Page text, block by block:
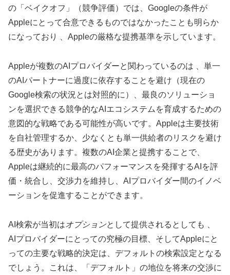
の「ベイクオフ」（競争評価）では、Googleの条件が
Appleにとって合意できるものではなかったことも明らか
になっており 、Appleの厳格な提携基準を示しています。
Appleが複数のAIプロバイダーと関わっているのは 、単一
のAIパートナーに過度に依存することを避け（現在の
Google検索の状況とは対照的に）、最良のソリューショ
ンを選択できる競争的なAIエコシステムを育成するための
意図的な戦略である可能性が高いです。Appleは主要技術
を自社管理するか、少なくとも単一供給者のリスクを避け
る歴史があります。複数のAI企業と提携することで、
Appleは継続的に最高のパフォーマンスを発揮するAIを評
価・統合し、交渉力を維持し、AIプロバイダー間のイノベ
ーションを促進することができます。
AI検索が当初はオプションとして提供されるとしても 、
AIプロバイダーにとっての究極の目標、そしてAppleにと
っての主要な戦略的決定は、デフォルトの検索設定となる
でしょう。これは、「デフォルト」の地位を将来の交渉に